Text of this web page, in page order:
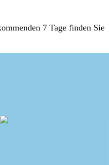
7 Tage finden Sie